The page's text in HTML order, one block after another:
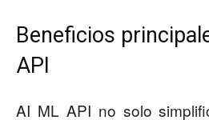
Beneficios
API
AI ML API no solo